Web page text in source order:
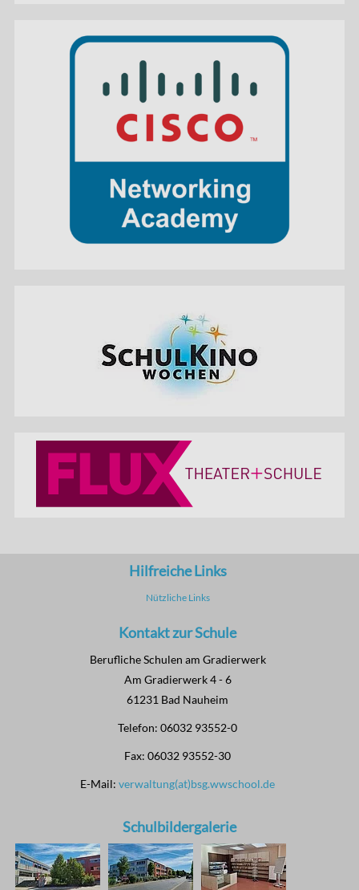
Hilfreiche Links
Nützliche Links
Kontakt zur Schule
Berufliche Schulen am Gradierwerk
Am Gradierwerk 4 - 6
61231 Bad Nauheim
Telefon: 06032 93552-0
Fax: 06032 93552-30
E-Mail: verwaltung(at)bsg.wwschool.de
Schulbildergalerie